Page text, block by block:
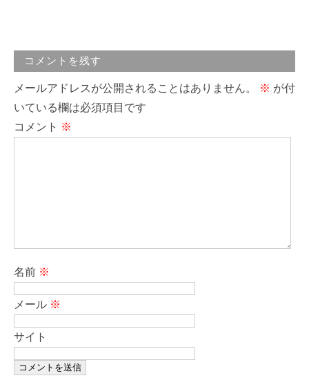
コメントを残す
メールアドレスが公開されることはありません。 ※ が付
いている欄は必須項目です
コメント ※
名前 ※
メール ※
サイト